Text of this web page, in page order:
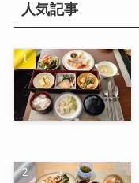
人気記事